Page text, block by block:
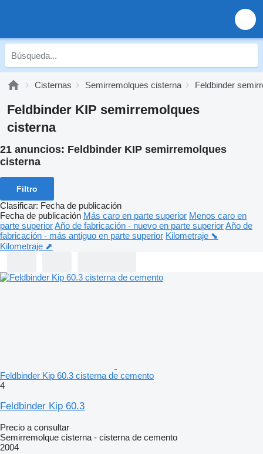
Cisternas Semirremolques cisterna Feldbinder
Feldbinder KIP semirremolques
cisterna
21 anuncios: Feldbinder KIP semirremolques
cisterna
Filtro
Clasificar: Fecha de publicación
Fecha de publicación Más caro en parte superior Menos caro en
parte superiorAño de fabricación - nuevo en parte superiorAño de
fabricación - más antiguo en parte superior Kilometraje ⬊
Kilometraje ⬈
Feldbinder Kip 60.3 cisterna de cemento
4
Feldbinder Kip 60.3
Precio a consultar
Semirremolque cisterna - cisterna de cemento
2004